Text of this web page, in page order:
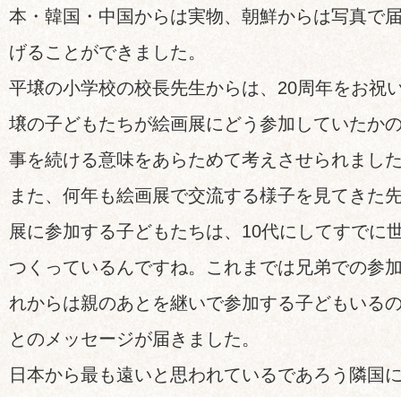
本・韓国・中国からは実物、朝鮮からは写真で
げることができました。
平壌の小学校の校長先生からは、20周年をお祝
壌の子どもたちが絵画展にどう参加していたか
事を続ける意味をあらためて考えさせられまし
また、何年も絵画展で交流する様子を見てきた
展に参加する子どもたちは、10代にしてすでに
つくっているんですね。これまでは兄弟での参
れからは親のあとを継いで参加する子どもいる
とのメッセージが届きました。
日本から最も遠いと思われているであろう隣国